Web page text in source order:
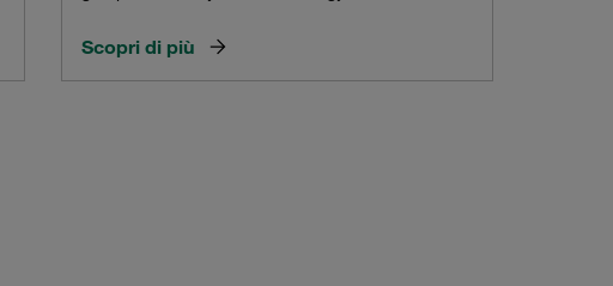
Scopri di più